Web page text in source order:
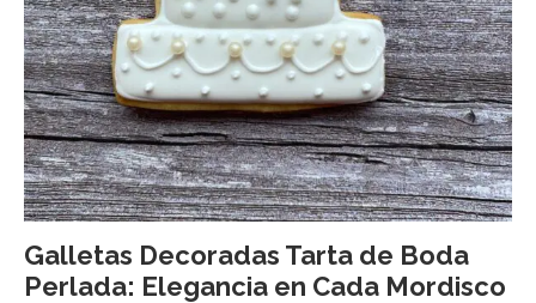
Galletas Decoradas Tarta de Boda
Perlada: Elegancia en Cada Mordisco